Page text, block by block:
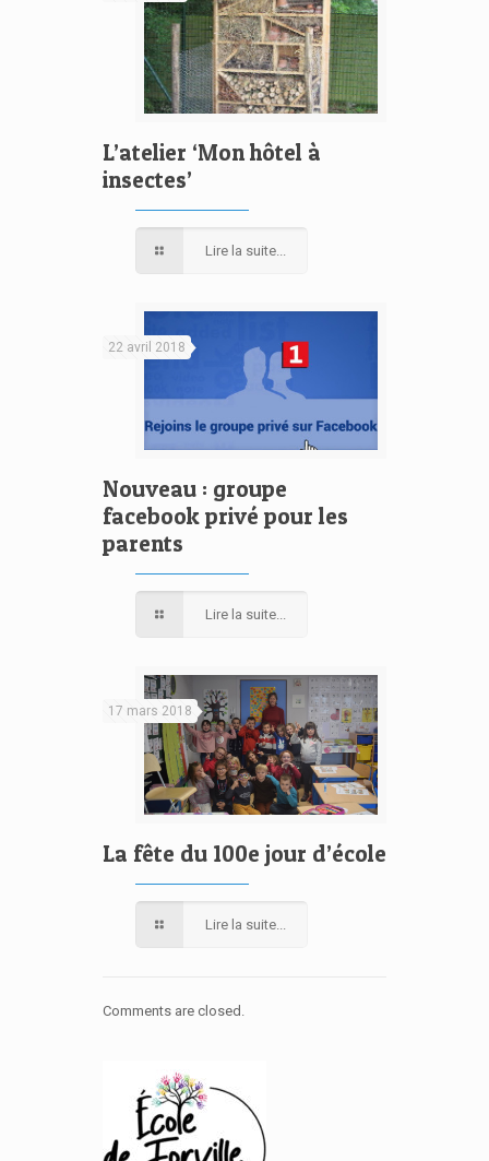
L’atelier ‘Mon hôtel à
insectes’
Lire la suite...
22 avril 2018
Nouveau : groupe
facebook privé pour les
parents
Lire la suite...
17 mars 2018
La fête du 100e jour d’école
Lire la suite...
Comments are closed.